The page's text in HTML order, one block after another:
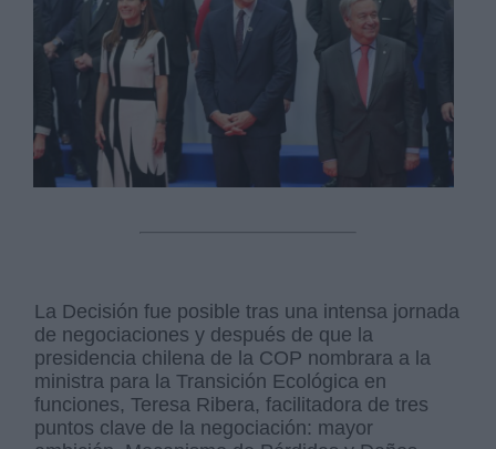
La Decisión fue posible tras una intensa jornada
de negociaciones y después de que la
presidencia chilena de la COP nombrara a la
ministra para la Transición Ecológica en
funciones, Teresa Ribera, facilitadora de tres
puntos clave de la negociación: mayor